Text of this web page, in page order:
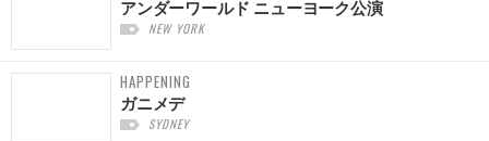
アンダーワールド ニューヨーク公演
NEW YORK
HAPPENING
ガニメデ
SYDNEY